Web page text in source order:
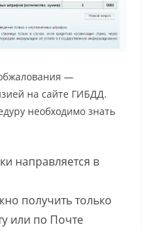
—
на сайте ГИБДД.
необходимо знать
направляется в
получить только
или по Почте